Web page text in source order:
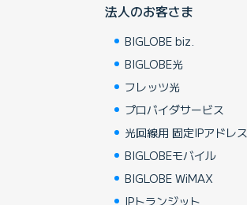
法人のお客さま
BIGLOBE biz.
BIGLOBE光
フレッツ光
プロバイダサービス
光回線用 固定IPアドレス
BIGLOBEモバイル
BIGLOBE WiMAX
IPトランジット